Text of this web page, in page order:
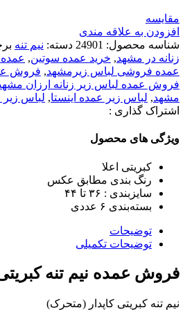
مقایسه
افزودن به علاقه مندی
شناسه محصول: 24901 دسته: نیم تنه
زنانه در مشهد, خرید عمده سوتین,
عمده فروشی لباس زیرمشهد, فروش
فروش عمده لباس زير زنانه ارزان
مشهد, لباس زير عمده اينستا, لباس زير
اشتراک گذاری :
ویژگی های محصول
کبریتی اعلا
رنگ بندی مطابق عکس
سایزبندی : ٣۶ تا ۴۴
بسته‌بندی ۶ عددی
توضیحات
توضیحات تکمیلی
فروش عمده نیم تنه
نیم تنه کبریتی کاپدار (متحرک)